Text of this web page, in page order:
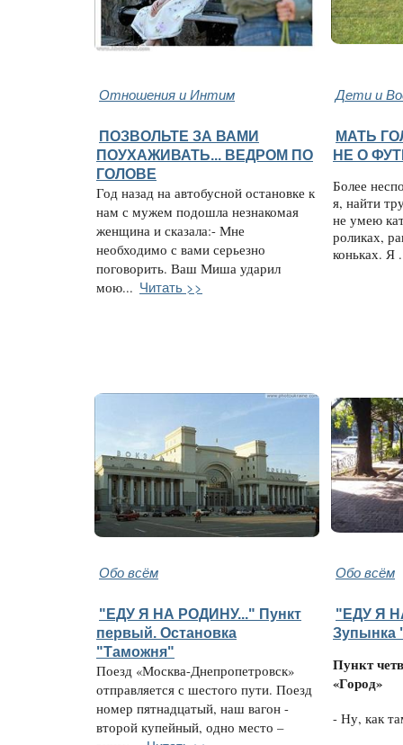
Отношения и Интим Дети и
ПОЗВОЛЬТЕ ЗА ВАМИ
ПОУХАЖИВАТЬ... ВЕДРОМ ПО
ГОЛОВЕ
Год назад на автобусной остановке к
нам с мужем подошла незнакомая
женщина и сказала:- Мне
необходимо с вами серьезно
поговорить. Ваш Миша ударил
мою... Читать >>
МАТЬ
НЕ О
Более
я, найти
не умею
роликах,
коньках. Я
Обо всём Обо всём
"ЕДУ Я НА РОДИНУ..." Пункт
первый. Остановка
"Таможня"
Поезд «Москва-Днепропетровск»
отправляется с шестого пути. Поезд
номер пятнадцатый, наш вагон -
второй купейный, одно место –
"ЕДУ Я
Зупынка
Пункт
«Город»
- Ну, как